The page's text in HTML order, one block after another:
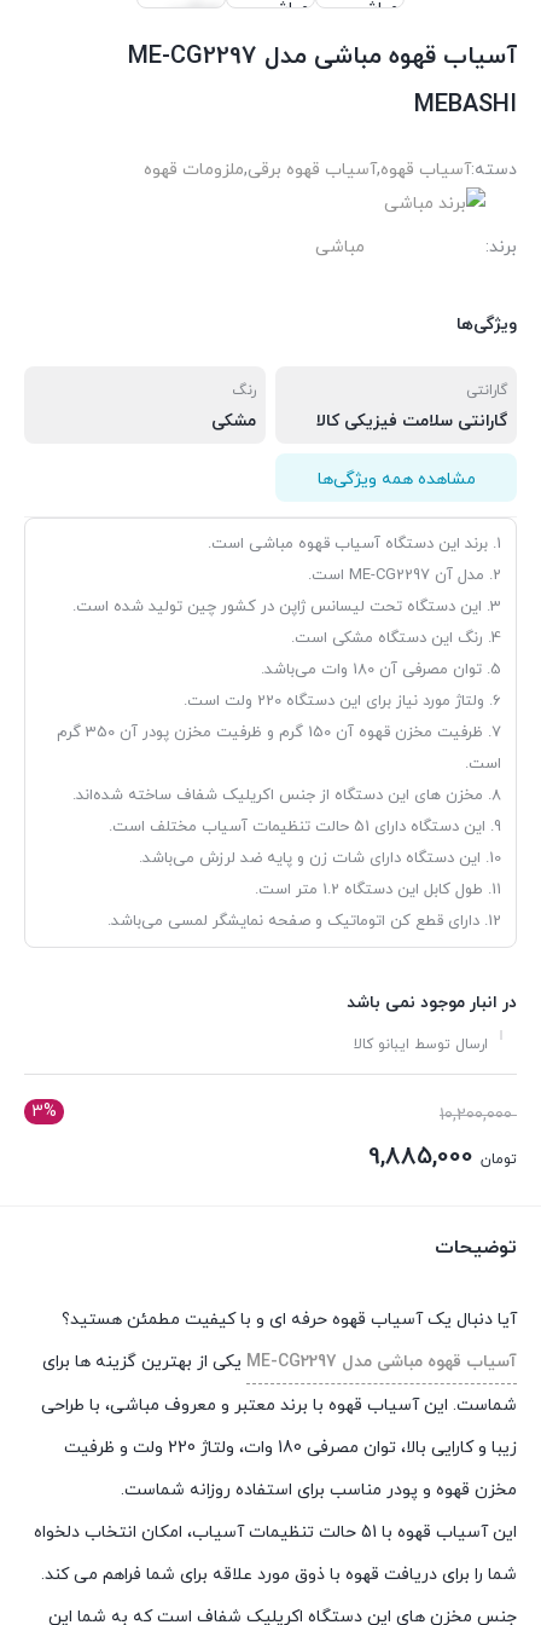
آسیاب قهوه مباشی مدل ME-CG2297
MEBASHI
دسته:آسیاب قهوه,آسیاب قهوه برقی,ملزومات قهوه
برند: مباشی
ویژگی‌ها
گارانتی
گارانتی سلامت فیزیکی کالا
رنگ
مشکی
مشاهده همه ویژگی‌ها
1. برند این دستگاه آسیاب قهوه مباشی است.
2. مدل آن ME-CG2297 است.
3. این دستگاه تحت لیسانس ژاپن در کشور چین تولید شده است.
4. رنگ این دستگاه مشکی است.
5. توان مصرفی آن 180 وات می‌باشد.
6. ولتاژ مورد نیاز برای این دستگاه 220 ولت است.
7. ظرفیت مخزن قهوه آن 150 گرم و ظرفیت مخزن پودر آن 350 گرم
است.
8. مخزن های این دستگاه از جنس اکریلیک شفاف ساخته شده‌اند.
9. این دستگاه دارای 51 حالت تنظیمات آسیاب مختلف است.
10. این دستگاه دارای شات زن و پایه ضد لرزش می‌باشد.
11. طول کابل این دستگاه 1.2 متر است.
12. دارای قطع کن اتوماتیک و صفحه نمایشگر لمسی می‌باشد.
در انبار موجود نمی باشد
ارسال توسط ایبانو کالا
3% 10,200,000
قیمت
اصلی:
تومان
تومان 9,885,000.
توضیحات
آیا دنبال یک آسیاب قهوه حرفه ای و با کیفیت مطمئن هستید؟
آسیاب قهوه مباشی مدل ME-CG2297
یکی از بهترین گزینه ها برای
شماست. این آسیاب قهوه با برند معتبر و معروف مباشی، با طراحی
زیبا و کارایی بالا، توان مصرفی 180 وات، ولتاژ 220 ولت و ظرفیت
مخزن قهوه و پودر مناسب برای استفاده روزانه شماست.
این آسیاب قهوه با 51 حالت تنظیمات آسیاب، امکان انتخاب دلخواه
شما را برای دریافت قهوه با ذوق مورد علاقه برای شما فراهم می کند.
جنس مخزن های این دستگاه اکریلیک شفاف است که به شما این